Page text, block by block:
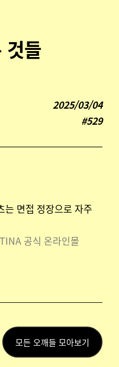
것들
2025/03/04
#529
는 면접 정장으로 자주
공식 온라인몰
모든 오깨들 모아보기